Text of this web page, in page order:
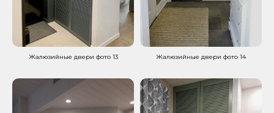
Жалюзийные двери фото 13 Жалюзийные двери фото 14